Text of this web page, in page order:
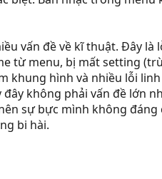
vấn đề về kĩ thuật. Đây
từ menu, bị mất setting
khung hình và nhiều lỗi
đây không phải vấn đề lớn
sự bực mình không
bi hài.